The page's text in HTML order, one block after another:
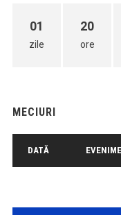
01
zile
20
ore
MECIURI
DATĂ